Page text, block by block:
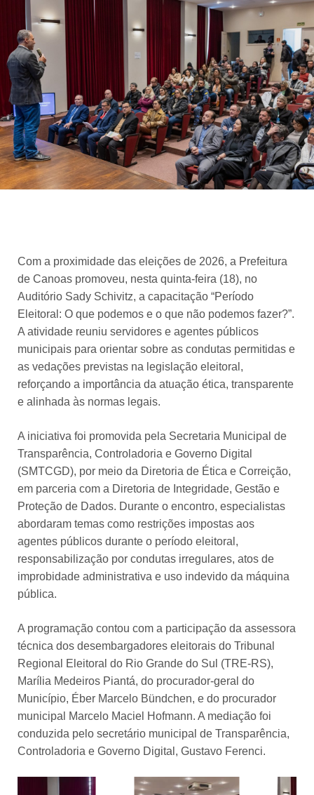
Com a proximidade das eleições de 2026, a Prefeitura
de Canoas promoveu, nesta quinta-feira (18), no
Auditório Sady Schivitz, a capacitação “Período
Eleitoral: O que podemos e o que não podemos fazer?”.
A atividade reuniu servidores e agentes públicos
municipais para orientar sobre as condutas permitidas e
as vedações previstas na legislação eleitoral,
reforçando a importância da atuação ética, transparente
e alinhada às normas legais.
A iniciativa foi promovida pela Secretaria Municipal de
Transparência, Controladoria e Governo Digital
(SMTCGD), por meio da Diretoria de Ética e Correição,
em parceria com a Diretoria de Integridade, Gestão e
Proteção de Dados. Durante o encontro, especialistas
abordaram temas como restrições impostas aos
agentes públicos durante o período eleitoral,
responsabilização por condutas irregulares, atos de
improbidade administrativa e uso indevido da máquina
pública.
A programação contou com a participação da assessora
técnica dos desembargadores eleitorais do Tribunal
Regional Eleitoral do Rio Grande do Sul (TRE-RS),
Marília Medeiros Piantá, do procurador-geral do
Município, Éber Marcelo Bündchen, e do procurador
municipal Marcelo Maciel Hofmann. A mediação foi
conduzida pelo secretário municipal de Transparência,
Controladoria e Governo Digital, Gustavo Ferenci.